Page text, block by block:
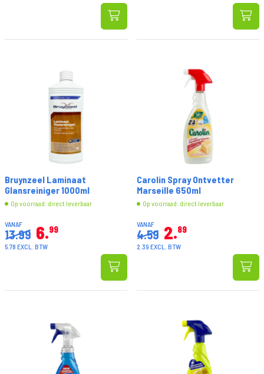
Bruynzeel Laminaat
Glansreiniger 1000ml
Op voorraad: direct leverbaar
VANAF
13.99 6 99
5.78 EXCL. BTW
Carolin Spray Ontvetter
Marseille 650ml
Op voorraad: direct leverbaar
VANAF
4.59 2 89
2.39 EXCL. BTW